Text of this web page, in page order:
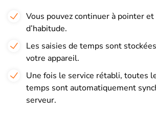
Vous pouvez continuer à pointer
d’habitude.
Les saisies de temps sont
votre appareil.
Une fois le service rétabli, toutes
temps sont automatiquement
serveur.